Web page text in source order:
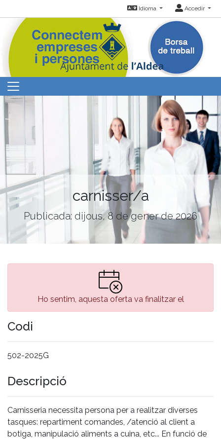
Idioma Accedir
carnisser/a
Publicada: dijous, 8 de gener de 2026
Ho sentim, aquesta oferta va finalitzar el
Codi
502-2025G
Descripció
Carnisseria necessita persona per a realitzar diverses
tasques: repartiment comandes, /atenció al client a
botiga, manipulació aliments a cuina, etc... En funció de